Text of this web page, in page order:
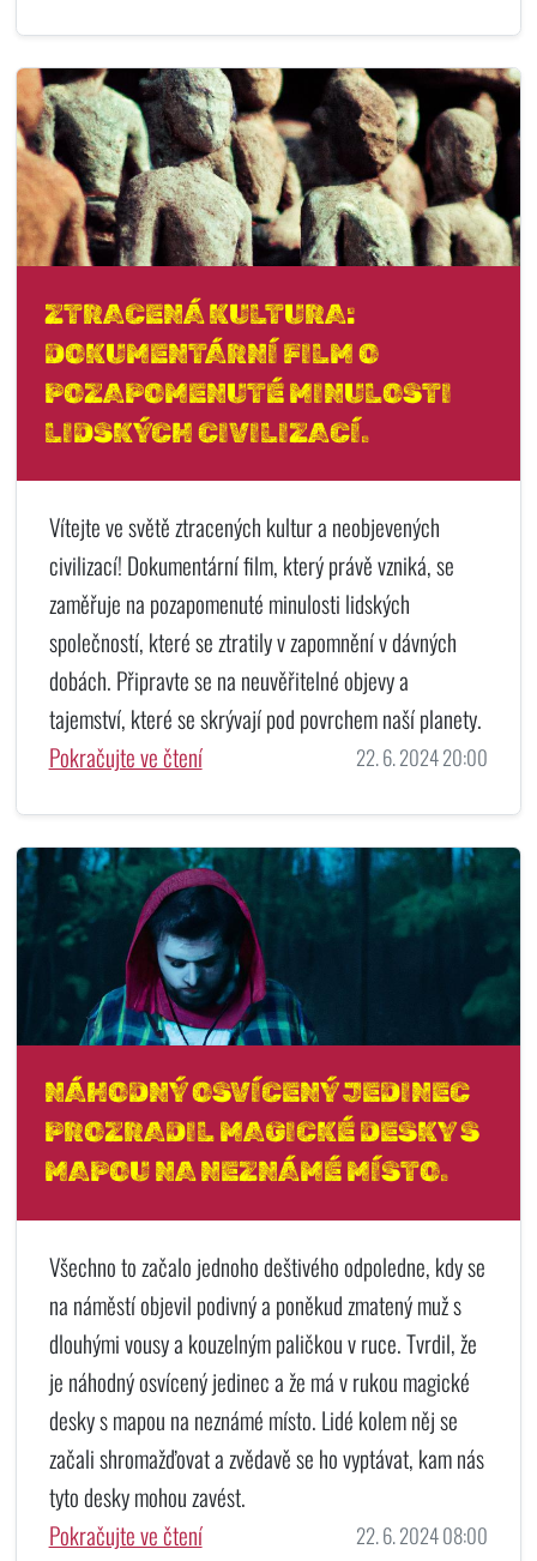
ZTRACENÁ KULTURA:
DOKUMENTÁRNÍ FILM O
POZAPOMENUTÉ MINULOSTI
LIDSKÝCH CIVILIZACÍ.
Vítejte ve světě ztracených kultur a neobjevených
civilizací! Dokumentární film, který právě vzniká, se
zaměřuje na pozapomenuté minulosti lidských
společností, které se ztratily v zapomnění v dávných
dobách. Připravte se na neuvěřitelné objevy a
tajemství, které se skrývají pod povrchem naší planety.
Pokračujte ve čtení
22. 6. 2024 20:00
NÁHODNÝ OSVÍCENÝ JEDINEC
PROZRADIL MAGICKÉ DESKY S
MAPOU NA NEZNÁMÉ MÍSTO.
Všechno to začalo jednoho deštivého odpoledne, kdy se
na náměstí objevil podivný a poněkud zmatený muž s
dlouhými vousy a kouzelným paličkou v ruce. Tvrdil, že
je náhodný osvícený jedinec a že má v rukou magické
desky s mapou na neznámé místo. Lidé kolem něj se
začali shromažďovat a zvědavě se ho vyptávat, kam nás
tyto desky mohou zavést.
Pokračujte ve čtení
22. 6. 2024 08:00